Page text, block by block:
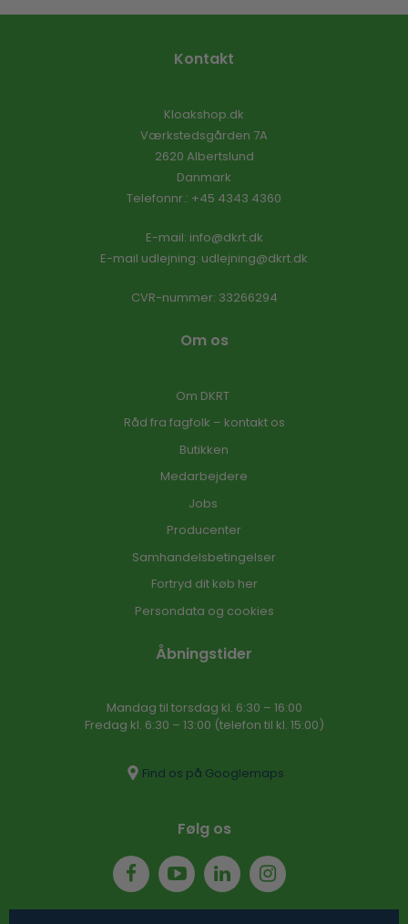
Kontakt
Kloakshop.dk
Værkstedsgården 7A
2620 Albertslund
Danmark
Telefonnr.: +45 4343 4360
E-mail: info@dkrt.dk
E-mail udlejning: udlejning@dkrt.dk
CVR-nummer: 33266294
Om os
Om DKRT
Råd fra fagfolk – kontakt os
Butikken
Medarbejdere
Jobs
Producenter
Samhandelsbetingelser
Fortryd dit køb her
Persondata og cookies
Åbningstider
Mandag til torsdag kl. 6:30 – 16​:00
Fredag kl. 6:30 – 13:00 (telefon til kl. 15:00)​
Find os på Googlemaps
Følg os